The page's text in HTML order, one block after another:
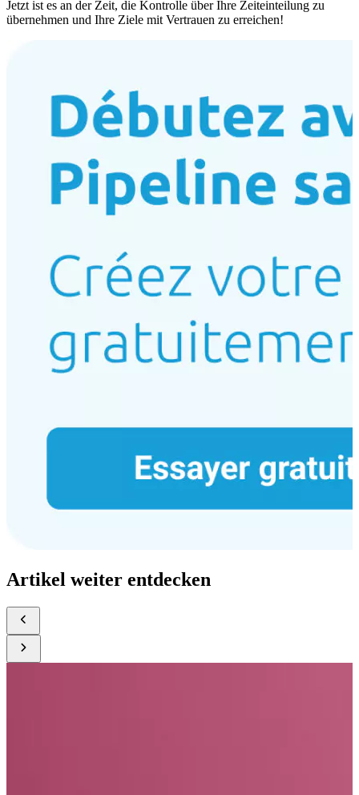
Jetzt ist es an der Zeit, die Kontrolle über Ihre Zeiteinteilung zu
übernehmen und Ihre Ziele mit Vertrauen zu erreichen!
Artikel weiter entdecken